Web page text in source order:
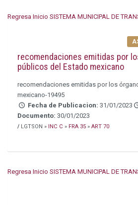
Regresa Inicio SISTEMA MUNICIPAL DE
recomendaciones emitidas por
públicos del Estado mexicano
recomendaciones emitidas por los
mexicano-19495
Fecha de Publicacion:31/01/2023
Documento: 30/01/2023
/ LGTSON » INC C » FRA 35 » ART 70
Regresa Inicio SISTEMA MUNICIPAL DE